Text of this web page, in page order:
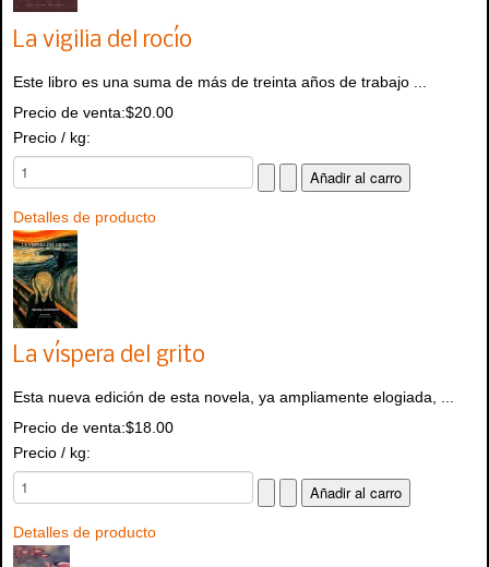
La vigilia del rocío
Este libro es una suma de más de treinta años de trabajo ...
Precio de venta:$20.00
Precio / kg:
Detalles de producto
La víspera del grito
Esta nueva edición de esta novela, ya ampliamente elogiada, ...
Precio de venta:$18.00
Precio / kg:
Detalles de producto